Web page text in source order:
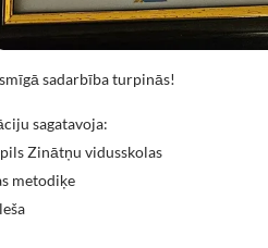
sadarbība turpinās!
sagatavoja:
Zinātņu vidusskolas
metodiķe